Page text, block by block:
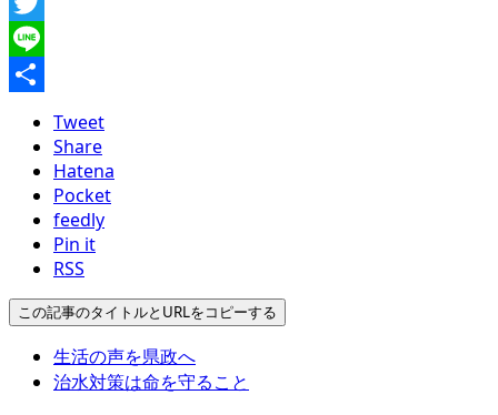
Twitter
Line
Tweet
Share
Hatena
Pocket
feedly
Pin it
RSS
この記事のタイトルとURLをコピーする
生活の声を県政へ
治水対策は命を守ること